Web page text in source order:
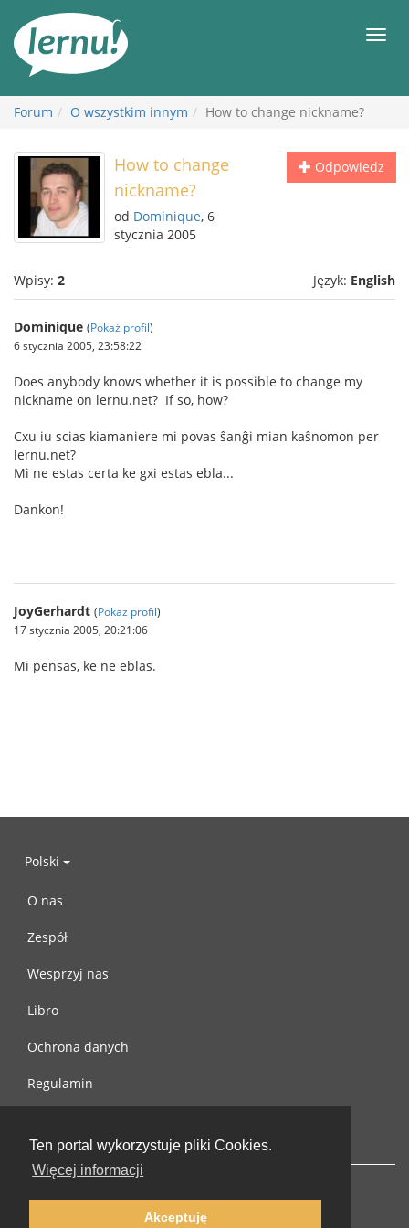
Ten portal wykorzystuje pliki Cookies.
Więcej informacji
Akceptuję
Forum O wszystkim innym How to change nickname?
Odpowiedz
How to change
nickname?
od Dominique, 6
stycznia 2005
Wpisy: 2 Język: English
Dominique (Pokaż profil)
6 stycznia 2005, 23:58:22
Does anybody knows whether it is possible to change my
nickname on lernu.net? If so, how?
Cxu iu scias kiamaniere mi povas ŝanĝi mian kaŝnomon per
lernu.net?
Mi ne estas certa ke gxi estas ebla...
Dankon!
JoyGerhardt (Pokaż profil)
17 stycznia 2005, 20:21:06
Mi pensas, ke ne eblas.
Polski
O nas
Zespół
Wesprzyj nas
Libro
Ochrona danych
Regulamin